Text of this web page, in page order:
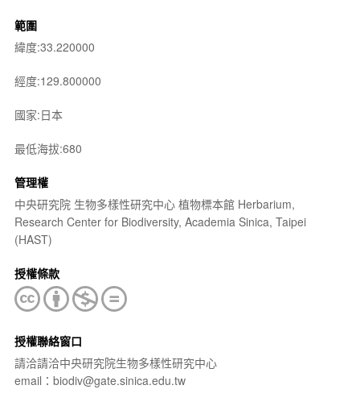
範圍
緯度:33.220000
經度:129.800000
國家:日本
最低海拔:680
管理權
中央研究院 生物多樣性研究中心 植物標本館 Herbarium,
Research Center for Biodiversity, Academia Sinica, Taipei
(HAST)
授權條款
授權聯絡窗口
請洽請洽中央研究院生物多樣性研究中心
email：biodiv@gate.sinica.edu.tw